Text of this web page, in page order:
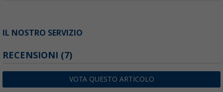
IL NOSTRO SERVIZIO
RECENSIONI (7)
VOTA QUESTO ARTICOLO